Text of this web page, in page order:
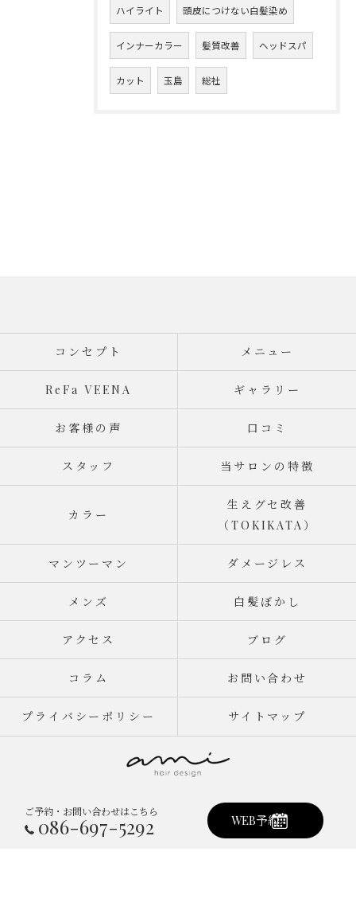
ハイライト 頭皮につけない白髪染め
インナーカラー 髪質改善 ヘッドスパ
カット 玉島 総社
ご予約・お問い合わせはこちら
086-697-5292 WEB予約
コンセプト メニュー
ReFa VEENA ギャラリー
お客様の声 口コミ
スタッフ 当サロンの特徴
カラー
生えグセ改善
（TOKIKATA）
マンツーマン ダメージレス
メンズ 白髪ぼかし
アクセス ブログ
コラム お問い合わせ
プライバシーポリシー サイトマップ
© 2026 岡山県倉敷市真備町の美容室ならami hair design ALL RIGHTS
RESERVED.